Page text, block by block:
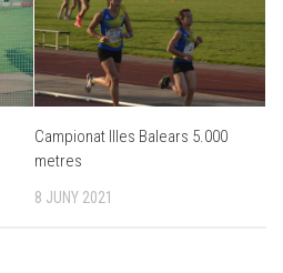
Campionat Illes Balears 5.000
metres
8 JUNY 2021